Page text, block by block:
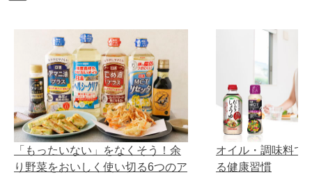
「もったいない」をなくそう！余
り野菜をおいしく使い切る6つのア
オイル・調味料で、
る健康習慣